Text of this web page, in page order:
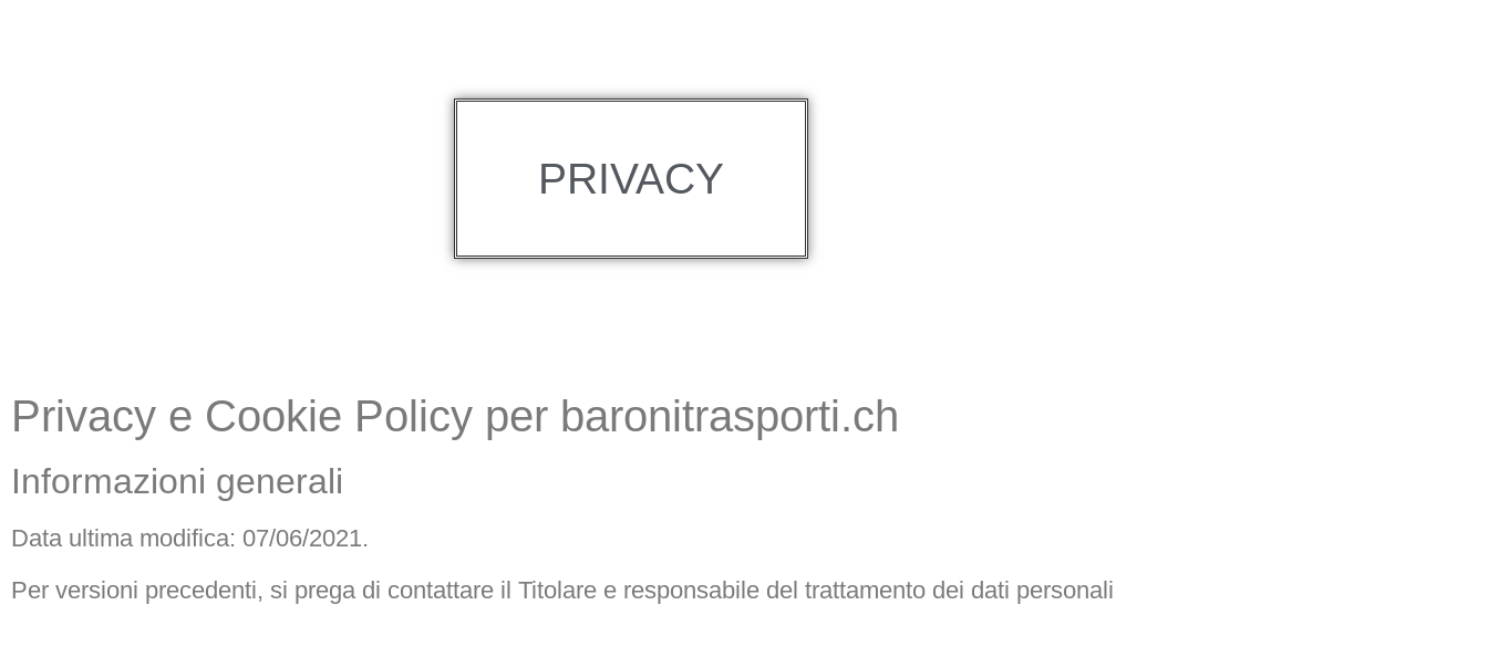
PRIVACY
Privacy e Cookie Policy per baronitrasporti.ch
Informazioni generali
Data ultima modifica: 07/06/2021.
Per versioni precedenti, si prega di contattare il Titolare e responsabile del trattamento dei dati personali